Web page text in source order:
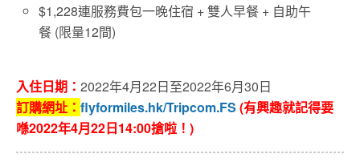
$1,228連服務費包一晚住宿 + 雙人早餐 + 自助午
餐 (限量12間)
入住日期： 2022年4月22日至2022年6月30日
訂購網址： flyformiles.hk/Tripcom.FS (有興趣就記得要
喺2022年4月22日14:00搶啦！)